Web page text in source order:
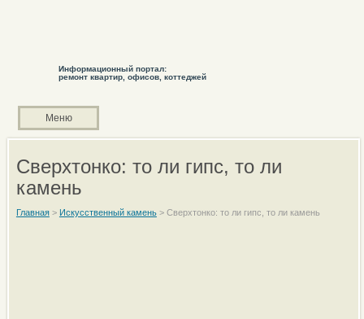
Информационный портал:
ремонт квартир, офисов, коттеджей
Меню
Сверхтонко: то ли гипс, то ли
камень
Главная> Искусственный камень> Сверхтонко: то ли гипс, то ли камень